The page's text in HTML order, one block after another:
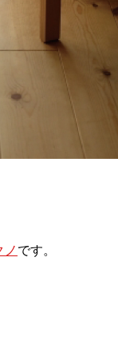
ノ です。